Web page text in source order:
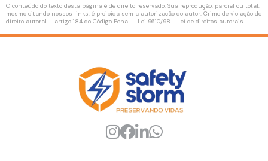
Higienização de conjunto autônomo
Empatamento de mangueiras de ar respirável
Higienização de máscara semi facial
Analisador de poeira
Analisador partículas de poeira
Aparelho multigás espaço confinado
O conteúdo do texto desta página é de direito reservado. Sua reprodução, parcial ou total,
mesmo citando nossos links, é proibida sem a autorização do autor. Crime de violação de
direito autoral – artigo 184 do Código Penal – Lei 9610/98 - Lei de direitos autorais.